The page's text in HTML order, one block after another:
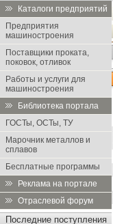
Каталоги предприятий
Предприятия
машиностроения
Поставщики проката,
поковок, отливок
Работы и услуги для
машиностроения
Библиотека портала
ГОСТы, ОСТы, ТУ
Марочник металлов и
сплавов
Бесплатные программы
Реклама на портале
Отраслевой форум
Последние поступления